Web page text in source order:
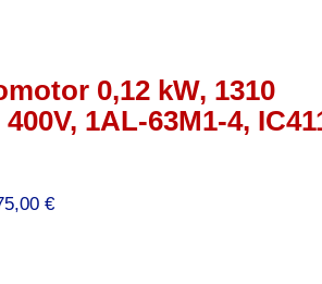
0,12 kW, 1310
1AL-63M1-4,
€Preisspanne: